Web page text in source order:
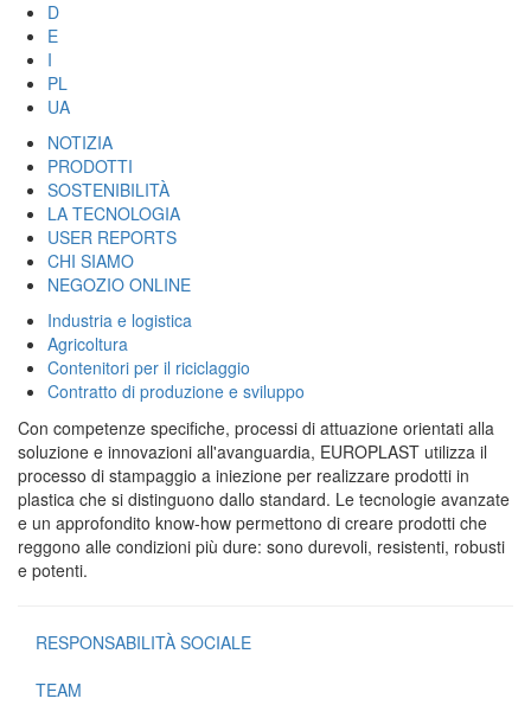
D
E
I
PL
UA
NOTIZIA
PRODOTTI
SOSTENIBILITÀ
LA TECNOLOGIA
USER REPORTS
CHI SIAMO
NEGOZIO ONLINE
Industria e logistica
Agricoltura
Contenitori per il riciclaggio
Contratto di produzione e sviluppo
Con competenze specifiche, processi di attuazione orientati alla
soluzione e innovazioni all'avanguardia, EUROPLAST utilizza il
processo di stampaggio a iniezione per realizzare prodotti in
plastica che si distinguono dallo standard. Le tecnologie avanzate
e un approfondito know-how permettono di creare prodotti che
reggono alle condizioni più dure: sono durevoli, resistenti, robusti
e potenti.
RESPONSABILITÀ SOCIALE
TEAM